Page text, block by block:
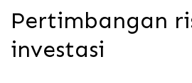
Pertimbangan
investasi